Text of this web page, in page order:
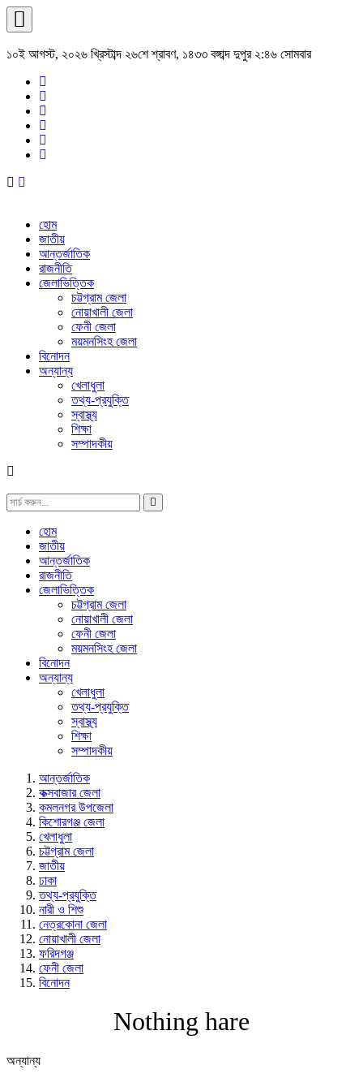
১০ই আগস্ট, ২০২৬ খ্রিস্টাব্দ ২৬শে শ্রাবণ, ১৪৩৩ বঙ্গাব্দ দুপুর ২:৪৬ সোমবার
হোম
জাতীয়
আন্তর্জাতিক
রাজনীতি
জেলাভিত্তিক
চট্টগ্রাম জেলা
নোয়াখালী জেলা
ফেনী জেলা
ময়মনসিংহ জেলা
বিনোদন
অন্যান্য
খেলাধুলা
তথ্য-প্রযুক্তি
স্বাস্থ্য
শিক্ষা
সম্পাদকীয়
হোম
জাতীয়
আন্তর্জাতিক
রাজনীতি
জেলাভিত্তিক
চট্টগ্রাম জেলা
নোয়াখালী জেলা
ফেনী জেলা
ময়মনসিংহ জেলা
বিনোদন
অন্যান্য
খেলাধুলা
তথ্য-প্রযুক্তি
স্বাস্থ্য
শিক্ষা
সম্পাদকীয়
আন্তর্জাতিক
কক্সবাজার জেলা
কমলনগর উপজেলা
কিশোরগঞ্জ জেলা
খেলাধুলা
চট্টগ্রাম জেলা
জাতীয়
ঢাকা
তথ্য-প্রযুক্তি
নারী ও শিশু
নেত্রকোনা জেলা
নোয়াখালী জেলা
ফরিদগঞ্জ
ফেনী জেলা
বিনোদন
Nothing hare
অন্যান্য